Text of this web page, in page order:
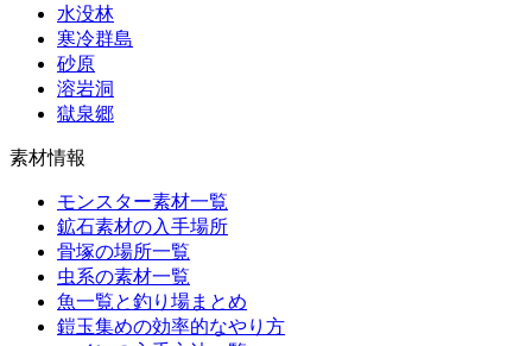
水没林
寒冷群島
砂原
溶岩洞
獄泉郷
素材情報
モンスター素材一覧
鉱石素材の入手場所
骨塚の場所一覧
虫系の素材一覧
魚一覧と釣り場まとめ
鎧玉集めの効率的なやり方